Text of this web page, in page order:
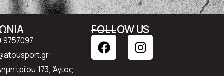
9757097
173, Άγιος
FOLLOW US